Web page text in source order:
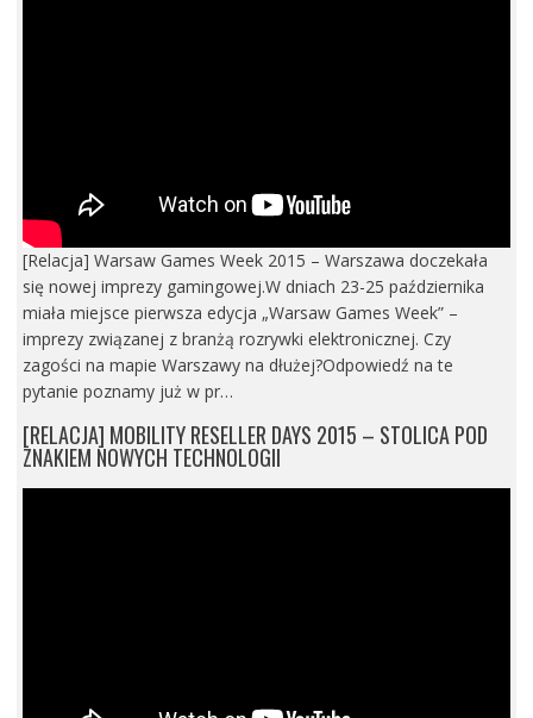
[Relacja] Warsaw Games Week 2015 – Warszawa doczekała
się nowej imprezy gamingowej.W dniach 23-25 października
miała miejsce pierwsza edycja „Warsaw Games Week” –
imprezy związanej z branżą rozrywki elektronicznej. Czy
zagości na mapie Warszawy na dłużej?Odpowiedź na te
pytanie poznamy już w pr…
[RELACJA] MOBILITY RESELLER DAYS 2015 – STOLICA POD
ZNAKIEM NOWYCH TECHNOLOGII